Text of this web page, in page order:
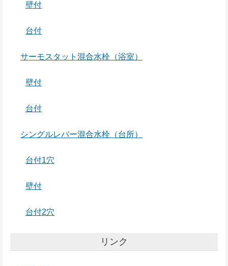
壁付
台付
サーモスタット混合水栓（浴室）
壁付
台付
シングルレバー混合水栓（台所）
台付1穴
壁付
台付2穴
リンク